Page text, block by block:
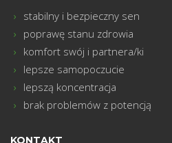
stabilny i bezpieczny sen
poprawę stanu zdrowia
komfort swój i partnera/ki
lepsze samopoczucie
lepszą koncentracja
brak problemów z potencją
KONTAKT